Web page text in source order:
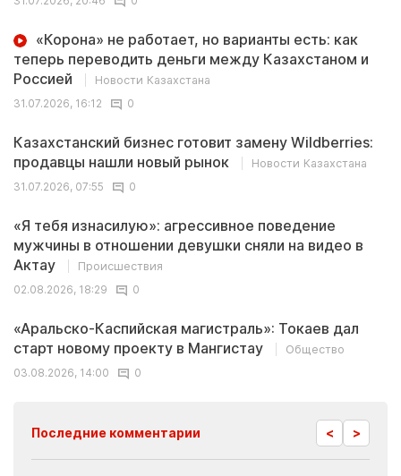
«Корона» не работает, но варианты есть: как
теперь переводить деньги между Казахстаном и
Россией
Новости Казахстана
31.07.2026, 16:12
0
Казахстанский бизнес готовит замену Wildberries:
продавцы нашли новый рынок
Новости Казахстана
31.07.2026, 07:55
0
«Я тебя изнасилую»: агрессивное поведение
мужчины в отношении девушки сняли на видео в
Актау
Происшествия
02.08.2026, 18:29
0
«Аральско-Каспийская магистраль»: Токаев дал
старт новому проекту в Мангистау
Общество
03.08.2026, 14:00
0
Последние комментарии < >